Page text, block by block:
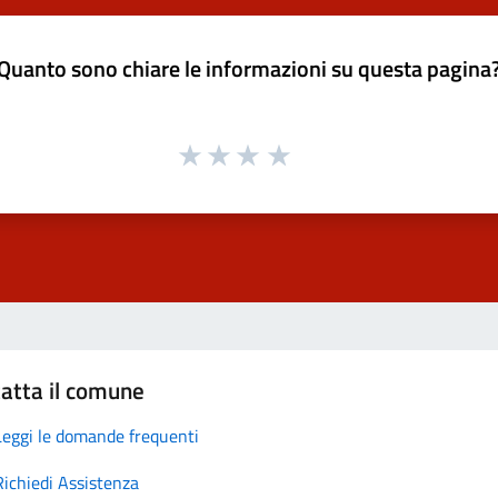
sono chiare le informazioni su questa
il comune
le domande frequenti
Assistenza